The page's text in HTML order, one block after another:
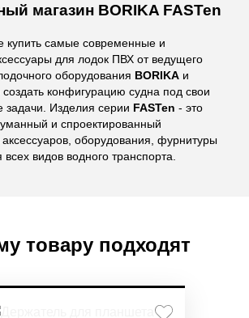
магазин BORIKA FASTen
купить самые современные и
для лодок ПВХ от ведущего
оборудования BORIKA и
конфигурацию судна под свои
задачи. Изделия серии FASTen - это
и спроектированный
аксессуаров, оборудования, фурнитуры
видов водного транспорта.
товару подходят